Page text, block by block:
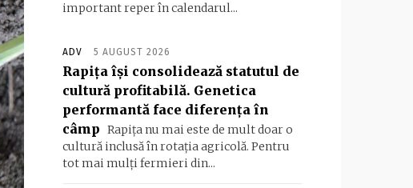
important reper în calendarul...
ADV 5 AUGUST 2026
Rapița își consolidează statutul de
cultură profitabilă. Genetica
performantă face diferența în
câmp Rapița nu mai este de mult doar o
cultură inclusă în rotația agricolă. Pentru
tot mai mulți fermieri din...